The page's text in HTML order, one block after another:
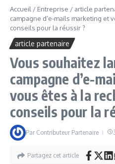
Accueil / Entreprise / article
campagne d’e-mails marketing et
conseils pour la réussir ?
article partenaire
Vous souhaitez
campagne d’e-
vous êtes à la
conseils pour la
Par Contributeur Partenaire
Partagez cet article